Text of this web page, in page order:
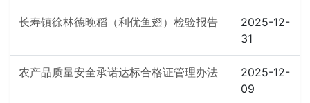
长寿镇徐林德晚稻（利优鱼翅）检验报告
2025-12-
31
农产品质量安全承诺达标合格证管理办法
2025-12-
09